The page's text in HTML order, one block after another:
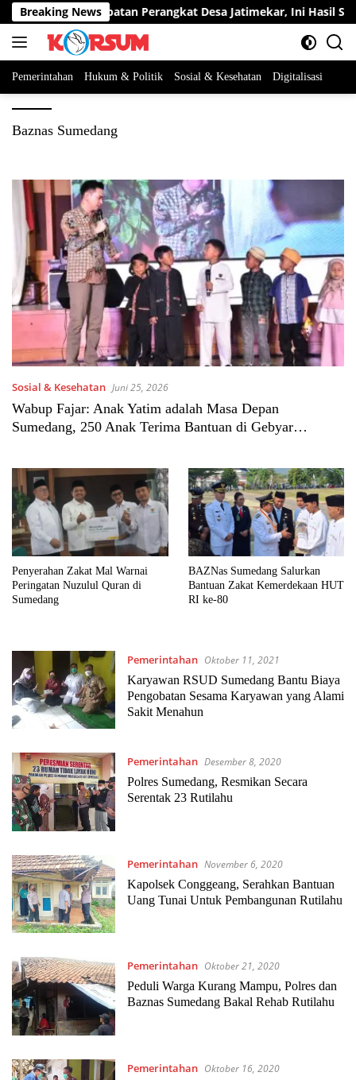
Langsung
ke
konten
Breaking News
Berebut Dua Jabatan Perangkat Desa Jatimekar, Ini Hasil
Pemerintahan Hukum & Politik Sosial & Kesehatan Digitalisasi
Baznas Sumedang
Sosial & Kesehatan Juni 25, 2026
Wabup Fajar: Anak Yatim adalah Masa Depan
Sumedang, 250 Anak Terima Bantuan di Gebyar
Penyerahan Zakat Mal Warnai
Peringatan Nuzulul Quran di
Sumedang
BAZNas Sumedang Salurkan
Bantuan Zakat Kemerdekaan HUT
RI ke-80
Pemerintahan Oktober 11, 2021
Karyawan RSUD Sumedang Bantu Biaya
Pengobatan Sesama Karyawan yang Alami
Sakit Menahun
Pemerintahan Desember 8, 2020
Polres Sumedang, Resmikan Secara
Serentak 23 Rutilahu
Pemerintahan November 6, 2020
Kapolsek Conggeang, Serahkan Bantuan
Uang Tunai Untuk Pembangunan Rutilahu
Pemerintahan Oktober 21, 2020
Peduli Warga Kurang Mampu, Polres dan
Baznas Sumedang Bakal Rehab Rutilahu
Pemerintahan Oktober 16, 2020